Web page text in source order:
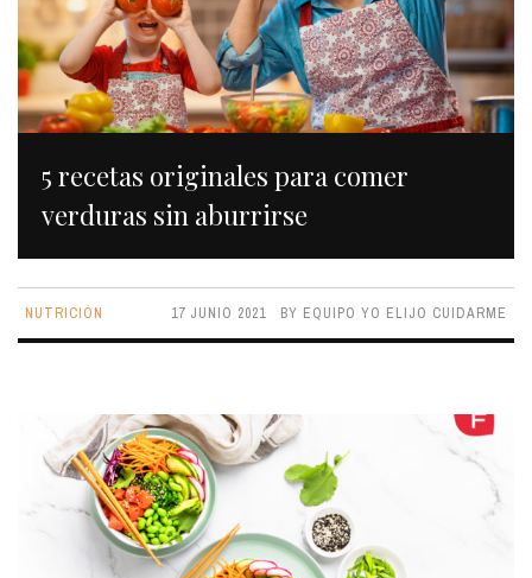
5 recetas originales para comer
verduras sin aburrirse
NUTRICIÓN 17 JUNIO 2021 BY EQUIPO YO ELIJO CUIDARME